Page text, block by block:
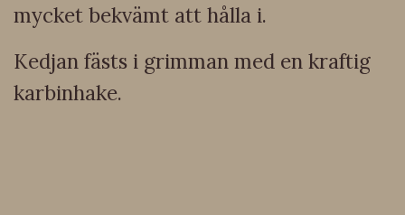
mycket bekvämt att hålla i.
Kedjan fästs i grimman med en kraftig
karbinhake.